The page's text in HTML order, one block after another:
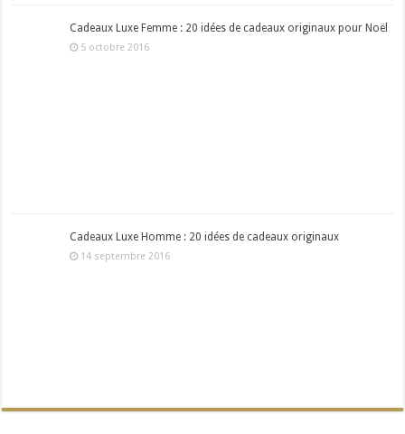
Cadeaux Luxe Femme : 20 idées de cadeaux originaux pour Noël
5 octobre 2016
Cadeaux Luxe Homme : 20 idées de cadeaux originaux
14 septembre 2016